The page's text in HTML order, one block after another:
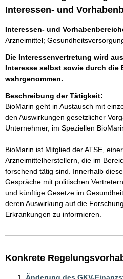
Interessen- und
Interessen- und
Arzneimittel;
Die Interessenvertretung wird
Interesse selbst sowie durch die
wahrgenommen.
Beschreibung der Tätigkeit:
BioMarin geht in Austausch mit
den Auswirkungen gesetzlicher
Unternehmer, im Speziellen
BioMarin ist Mitglied der ATSE,
Arzneimittelherstellern, die im
forschend tätig sind. Innerhalb
Gespräche mit politischen
und künftige Gesetze im
deren Auswirkung auf die
Erkrankungen zu informieren.
Konkrete